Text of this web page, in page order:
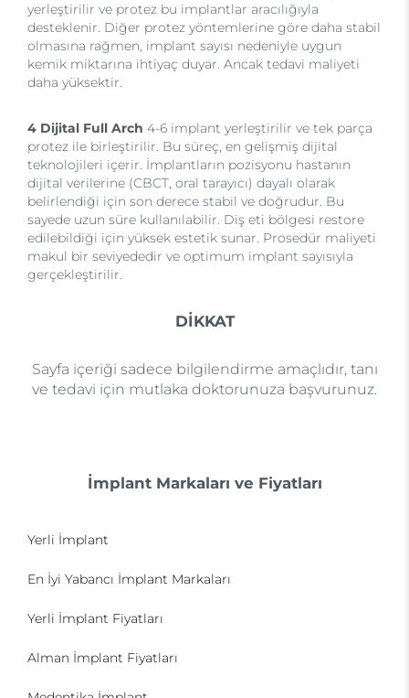
yerleştirilir ve protez bu implantlar aracılığıyla
desteklenir. Diğer protez yöntemlerine göre daha stabil
olmasına rağmen, implant sayısı nedeniyle uygun
kemik miktarına ihtiyaç duyar. Ancak tedavi maliyeti
daha yüksektir.
4 Dijital Full Arch 4-6 implant yerleştirilir ve tek parça
protez ile birleştirilir. Bu süreç, en gelişmiş dijital
teknolojileri içerir. İmplantların pozisyonu hastanın
dijital verilerine (CBCT, oral tarayıcı) dayalı olarak
belirlendiği için son derece stabil ve doğrudur. Bu
sayede uzun süre kullanılabilir. Diş eti bölgesi restore
edilebildiği için yüksek estetik sunar. Prosedür maliyeti
makul bir seviyededir ve optimum implant sayısıyla
gerçekleştirilir.
DİKKAT
Sayfa içeriği sadece bilgilendirme amaçlıdır, tanı
ve tedavi için mutlaka doktorunuza başvurunuz.
İmplant Markaları ve Fiyatları
Yerli İmplant
En İyi Yabancı İmplant Markaları
Yerli İmplant Fiyatları
Alman İmplant Fiyatları